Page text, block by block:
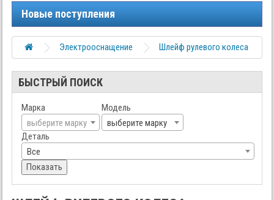
Новые поступления
Электрооснащение Шлейф рулевого колеса
БЫСТРЫЙ ПОИСК
Марка
выберите марку
Модель
выберите марку
Деталь
Все
Показать